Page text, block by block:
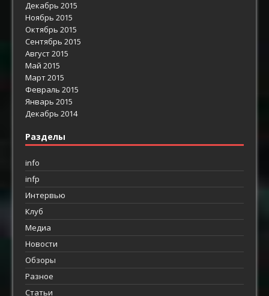
Декабрь 2015
Ноябрь 2015
Октябрь 2015
Сентябрь 2015
Август 2015
Май 2015
Март 2015
Февраль 2015
Январь 2015
Декабрь 2014
Разделы
info
infp
Интервью
Клуб
Медиа
Новости
Обзоры
Разное
Статьи